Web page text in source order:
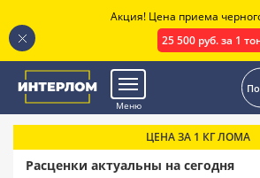
Меню
ЦЕНА ЗА 1 КГ ЛОМА
Расценки актуальны на сегодня
Акция! Цена приема
25 500 руб. за 1
.